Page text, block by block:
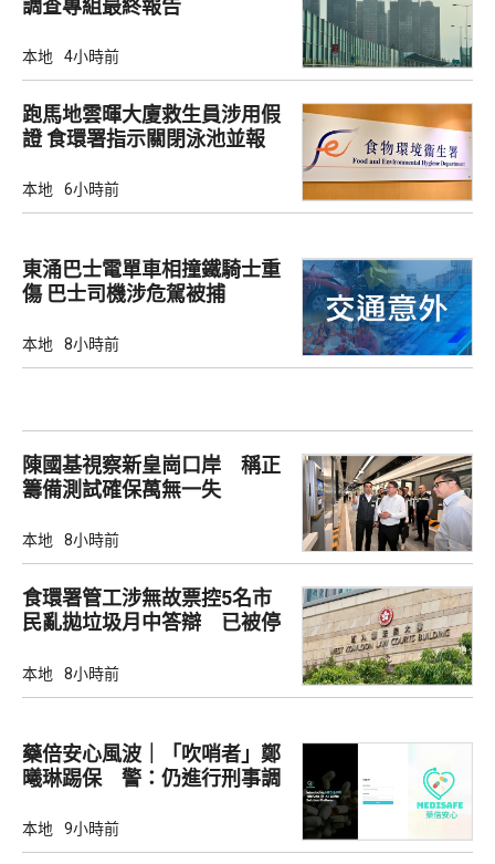
調查專組最終報告
本地 4小時前
跑馬地雲暉大廈救生員涉用假
證 食環署指示關閉泳池並報
本地 6小時前
東涌巴士電單車相撞鐵騎士重
傷 巴士司機涉危駕被捕
本地 8小時前
陳國基視察新皇崗口岸 稱正
籌備測試確保萬無一失
本地 8小時前
食環署管工涉無故票控5名市
民亂拋垃圾月中答辯 已被停
本地 8小時前
藥倍安心風波｜「吹哨者」鄭
曦琳踢保 警：仍進行刑事調
本地 9小時前